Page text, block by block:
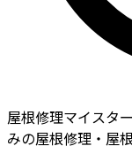
屋根修理マイスタ
みの屋根修理・屋